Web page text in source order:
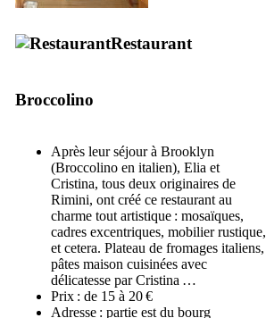
Restaurant
Broccolino
Après leur séjour à Brooklyn
(Broccolino en italien), Elia et
Cristina, tous deux originaires de
Rimini, ont créé ce restaurant au
charme tout artistique : mosaïques,
cadres excentriques, mobilier rustique,
et cetera. Plateau de fromages italiens,
pâtes maison cuisinées avec
délicatesse par Cristina …
Prix : de 15 à 20 €
Adresse : partie est du bourg